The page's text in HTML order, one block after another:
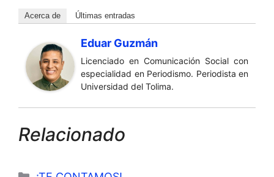
Acerca de Últimas entradas
Eduar Guzmán
Licenciado en Comunicación Social con
especialidad en Periodismo. Periodista en
Universidad del Tolima.
Relacionado